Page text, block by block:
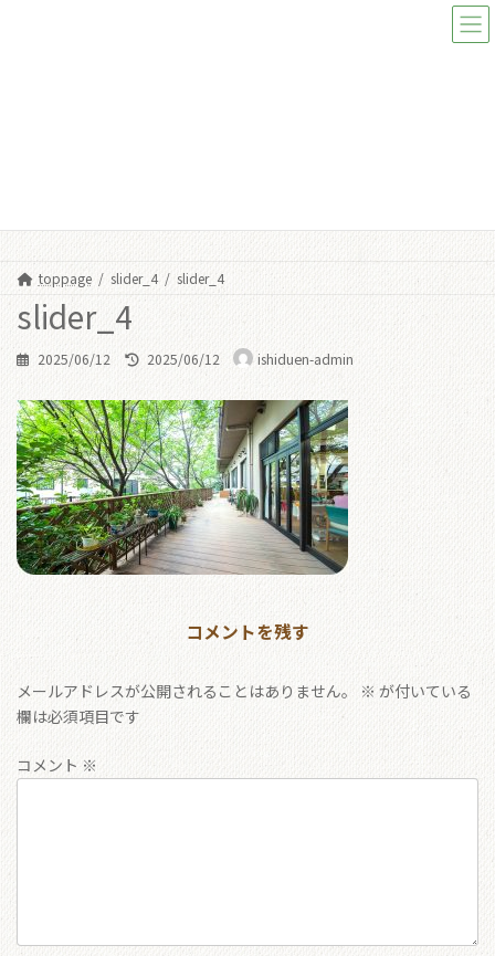
toppage slider_4 slider_4
slider_4
2025/06/12
最
新
日
時
:
2025/06/12 ishiduen-admin
コメントを残す
メールアドレスが公開されることはありません。 ※ が付いている
欄は必須項目です
コメント ※